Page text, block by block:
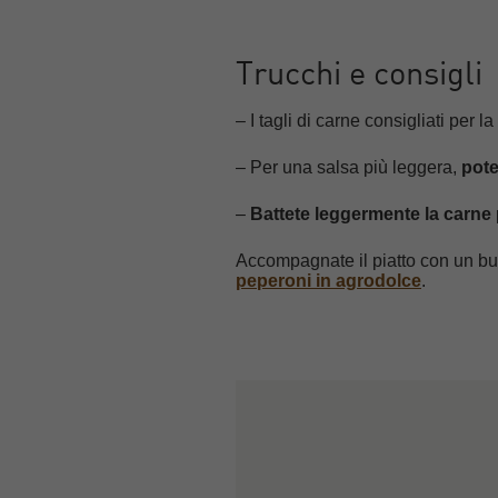
Trucchi e consigli
– I tagli di carne consigliati per
– Per una salsa più leggera,
– Battete leggermente la carne
Accompagnate il piatto con un
peperoni in agrodolce.